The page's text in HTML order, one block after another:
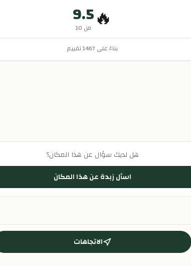
🔥
9.5
من 10
بناءً على 1467تقييم
هل لديك سؤال عن هذا المكان؟
اسأل زبدة عن هذا المكان
الاتجاهات